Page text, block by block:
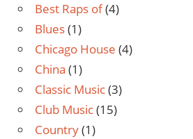
Best Raps of(4)
Blues(1)
Chicago House (4)
China (1)
Classic Music(3)
Club Music(15)
Country(1)